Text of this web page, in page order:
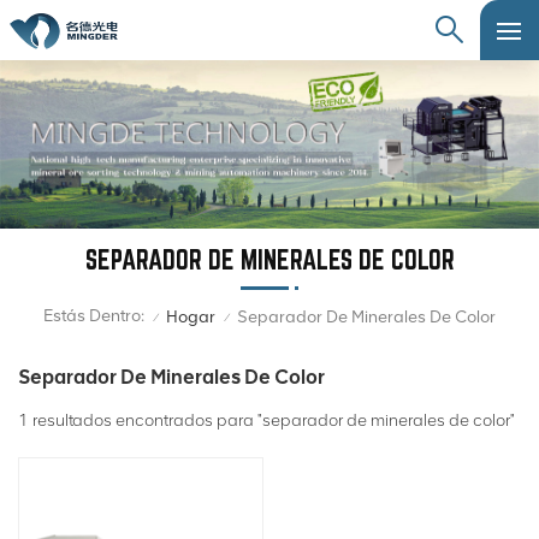
SEPARADOR DE MINERALES DE COLOR
Estás Dentro: / Hogar / Separador De Minerales De Color
Separador De Minerales De Color
1 resultados encontrados para "separador de minerales de color"